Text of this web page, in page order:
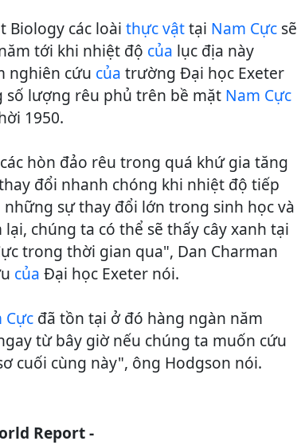
Biology các loài thực vậttại Nam Cực sẽ
tới khi nhiệt độ của lục địa này
nghiên cứu của trường Đại học Exeter
số lượng rêu phủ trên bề mặt Nam Cực
1950.
hòn đảo rêu trong quá khứ gia tăng
đổi nhanh chóng khi nhiệt độ tiếp
sự thay đổi lớn trong sinh học và
chúng ta có thể sẽ thấy cây xanh tại
trong thời gian qua", Dan Charman
của Đại học Exeter nói.
đã tồn tại ở đó hàng ngàn năm
từ bây giờ nếu chúng ta muốn cứu
cuối cùng này", ông Hodgson nói.
Report -